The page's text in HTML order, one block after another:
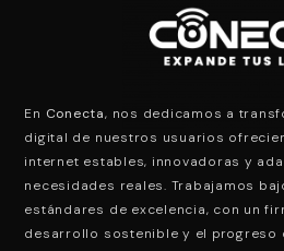
En Conecta, nos dedicamos a
digital de nuestros usuarios
internet estables, innovadoras y
necesidades reales. Trabajamos
estándares de excelencia, con un
desarrollo sostenible y el progreso